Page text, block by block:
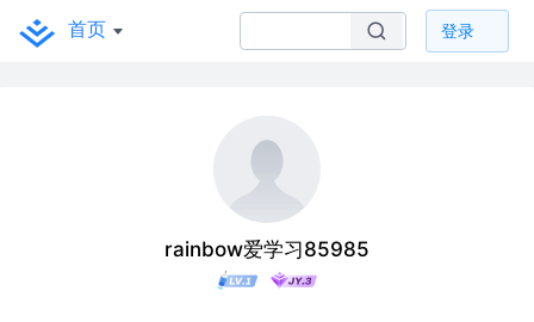
首页 登录
rainbow爱学习85985